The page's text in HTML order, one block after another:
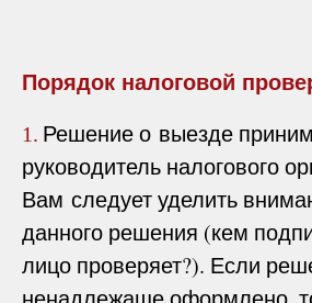
Порядок налоговой
1. Решение о выезде
руководитель налогового
Вам следует уделить
данного решения (кем
лицо проверяет?). Если